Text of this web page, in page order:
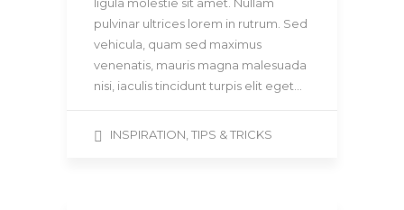
ligula molestie sit amet. Nullam
pulvinar ultrices lorem in rutrum. Sed
vehicula, quam sed maximus
venenatis, mauris magna malesuada
nisi, iaculis tincidunt turpis elit eget…
INSPIRATION,TIPS & TRICKS